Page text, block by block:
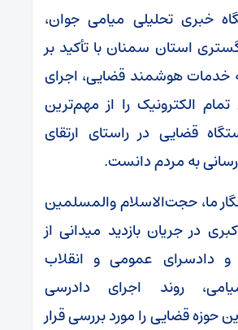
خبری تحلیلی میامی جوان،
استان سمنان با تأکید بر
هوشمند قضایی، اجرای
الکترونیک را از مهم‌ترین
قضایی در راستای ارتقای
به مردم دانست.
ما، حجت‌الاسلام والمسلمین
در جریان بازدید میدانی از
دادسرای عمومی و انقلاب
روند اجرای دادرسی
حوزه قضایی را مورد بررسی قرار